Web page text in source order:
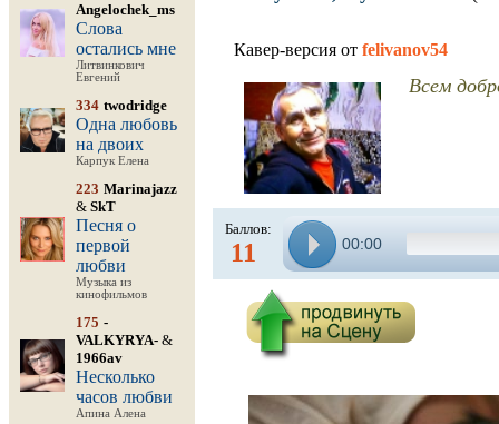
Angelochek_ms
Слова
остались мне
Литвинкович
Евгений
334 twodridge
Одна любовь
на двоих
Карпук Елена
223 Marinajazz
& SkT
Песня о
первой
любви
Музыка из
кинофильмов
175 -
VALKYRYA- &
1966av
Несколько
часов любви
Апина Алена
Кавер-версия от felivanov54
Всем
Баллов:
11 00:00